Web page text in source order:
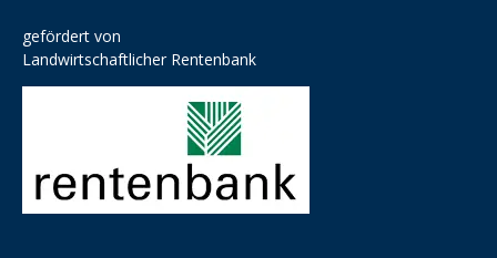
gefördert von
Landwirtschaftlicher Rentenbank